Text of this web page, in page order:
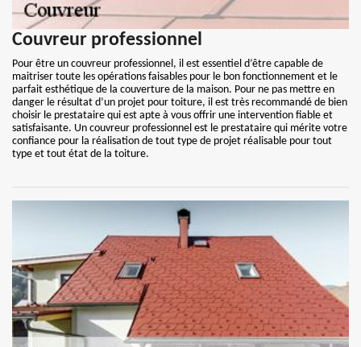
Couvreur professionnel
Pour être un couvreur professionnel, il est essentiel d’être capable de
maitriser toute les opérations faisables pour le bon fonctionnement et le
parfait esthétique de la couverture de la maison. Pour ne pas mettre en
danger le résultat d’un projet pour toiture, il est très recommandé de bien
choisir le prestataire qui est apte à vous offrir une intervention fiable et
satisfaisante. Un couvreur professionnel est le prestataire qui mérite votre
confiance pour la réalisation de tout type de projet réalisable pour tout
type et tout état de la toiture.